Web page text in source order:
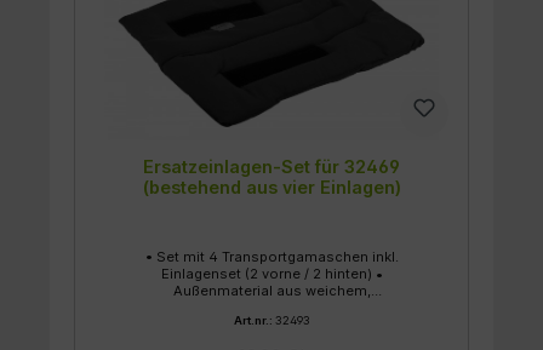
Ersatzeinlagen-Set für 32469
(bestehend aus vier Einlagen)
• Set mit 4 Transportgamaschen inkl.
Einlagenset (2 vorne / 2 hinten) •
Außenmaterial aus weichem,
Synthesekautschuk • Textilinnenseite
Art.nr.: 32493